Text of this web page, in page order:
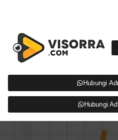
Hubungi
Hubungi